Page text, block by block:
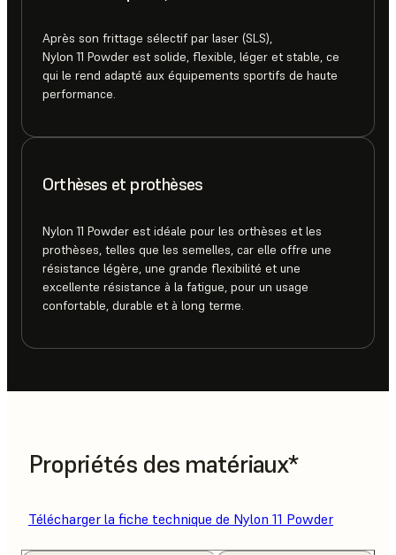
Après son frittage sélectif par laser (SLS),
Nylon 11 Powder est solide, flexible, léger et stable, ce
qui le rend adapté aux équipements sportifs de haute
performance.
Orthèses et prothèses
Nylon 11 Powder est idéale pour les orthèses et les
prothèses, telles que les semelles, car elle offre une
résistance légère, une grande flexibilité et une
excellente résistance à la fatigue, pour un usage
confortable, durable et à long terme.
Propriétés des matériaux*
Télécharger la fiche technique de Nylon 11 Powder